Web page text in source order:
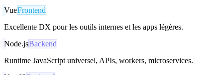
VueFrontend
Excellente DX pour les outils internes et les apps légères.
Node.jsBackend
Runtime JavaScript universel, APIs, workers, microservices.